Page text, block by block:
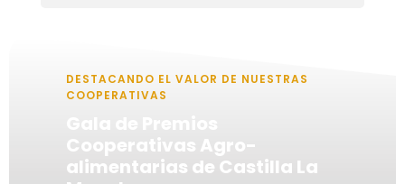
DESTACANDO EL VALOR DE NUESTRAS
COOPERATIVAS
Cooperativas Agro-
alimentarias de Castilla La